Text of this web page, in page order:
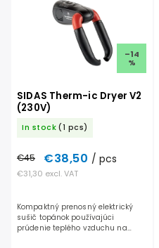
–14
%
SIDAS Therm-ic Dryer V2
(230V)
In stock (1 pcs)
€31,30 excl. VAT
€45 €38,50 / pcs
Kompaktný prenosný elektrický
sušič topánok používajúci
prúdenie teplého vzduchu na